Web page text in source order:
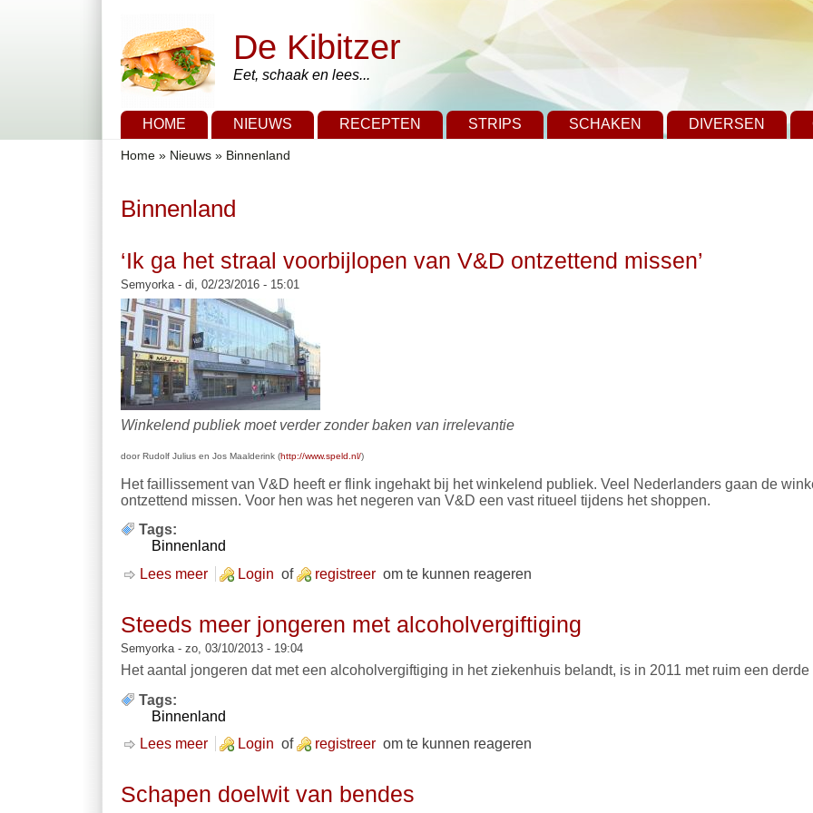
De Kibitzer
Eet, schaak en lees...
Hoofdmenu
HOME NIEUWS RECEPTEN STRIPS SCHAKEN DIVERSEN
U bent hier
Home » Nieuws » Binnenland
Binnenland
‘Ik ga het straal voorbijlopen van V&D ontzettend missen’
Semyorka - di, 02/23/2016 - 15:01
Winkelend publiek moet verder zonder baken van irrelevantie
door Rudolf Julius en Jos Maalderink (http://www.speld.nl/)
Het faillissement van V&D heeft er flink ingehakt bij het winkelend publiek. Veel Nederlanders gaan de
ontzettend missen. Voor hen was het negeren van V&D een vast ritueel tijdens het shoppen.
Tags:
Binnenland
Lees meer over ‘Ik ga het straal voorbijlopen van V&D ontzettend missen’
Login of registreer om te kunnen reageren
Steeds meer jongeren met alcoholvergiftiging
Semyorka- zo, 03/10/2013 - 19:04
Het aantal jongeren dat met een alcoholvergiftiging in het ziekenhuis belandt, is in 2011 met ruim een
Tags:
Binnenland
Lees meer over Steeds meer jongeren met alcoholvergiftiging
Login of registreer om te kunnen reageren
Schapen doelwit van bendes